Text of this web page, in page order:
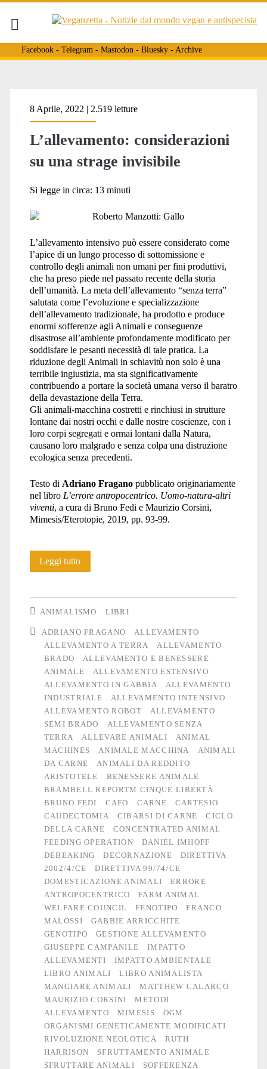
Facebook- Telegram- Mastodon- Bluesky- Archive
Tag:
<span>cafo</span>
8 Aprile, 2022 | 2.519 letture
L’allevamento: considerazioni
su una strage invisibile
Si legge in circa: 13 minuti
L’allevamento intensivo può essere considerato come
l’apice di un lungo processo di sottomissione e
controllo degli animali non umani per fini produttivi,
che ha preso piede nel passato recente della storia
dell’umanità. La meta dell’allevamento “senza terra”
salutata come l’evoluzione e specializzazione
dell’allevamento tradizionale, ha prodotto e produce
enormi sofferenze agli Animali e conseguenze
disastrose all’ambiente profondamente modificato per
soddisfare le pesanti necessità di tale pratica. La
riduzione degli Animali in schiavitù non solo è una
terribile ingiustizia, ma sta significativamente
contribuendo a portare la società umana verso il baratro
della devastazione della Terra.
Gli animali-macchina costretti e rinchiusi in strutture
lontane dai nostri occhi e dalle nostre coscienze, con i
loro corpi segregati e ormai lontani dalla Natura,
causano loro malgrado e senza colpa una distruzione
ecologica senza precedenti.
Testo di Adriano Fraganopubblicato originariamente
nel libro L’errore antropocentrico. Uomo-natura-altri
viventi, a cura di Bruno Fedi e Maurizio Corsini,
Mimesis/Eterotopie, 2019, pp. 93-99.
Leggi tuttoL’allevamento:
strage
invisibile
ANIMALISMO LIBRI
ADRIANO FRAGANO
ALLEVAMENTO
ALLEVAMENTO A TERRA
ALLEVAMENTO
BRADO
ALLEVAMENTO E BENESSERE
ANIMALE
ALLEVAMENTO ESTENSIVO
ALLEVAMENTO IN GABBIA
ALLEVAMENTO
INDUSTRIALE
ALLEVAMENTO INTENSIVO
ALLEVAMENTO ROBOT
ALLEVAMENTO
SEMI BRADO
ALLEVAMENTO SENZA
TERRA
ALLEVARE ANIMALI
ANIMAL
MACHINES
ANIMALE MACCHINA
ANIMALI
DA CARNE
ANIMALI DA REDDITO
ARISTOTELE
BENESSERE ANIMALE
BRAMBELL REPORTM CINQUE LIBERTÀ
BRUNO FEDI
CAFO CARNE
CARTESIO
CAUDECTOMIA
CIBARSI DI CARNE
CICLO
DELLA CARNE
CONCENTRATED ANIMAL
FEEDING OPERATION
DANIEL IMHOFF
DEBEAKING
DECORNAZIONE
DIRETTIVA
2002/4/CE
DIRETTIVA 99/74/CE
DOMESTICAZIONE ANIMALI
ERRORE
ANTROPOCENTRICO
FARM ANIMAL
WELFARE COUNCIL
FENOTIPO
FRANCO
MALOSSI
GABBIE ARRICCHITE
GENOTIPO
GESTIONE ALLEVAMENTO
GIUSEPPE CAMPANILE
IMPATTO
ALLEVAMENTI
IMPATTO AMBIENTALE
LIBRO ANIMALI
LIBRO ANIMALISTA
MANGIARE ANIMALI
MATTHEW CALARCO
MAURIZIO CORSINI
METODI
ALLEVAMENTO
MIMESIS
OGM
ORGANISMI GENETICAMENTE MODIFICATI
RIVOLUZIONE NEOLOTICA
RUTH
HARRISON
SFRUTTAMENTO ANIMALE
SFRUTTARE ANIMALI
SOFFERENZA